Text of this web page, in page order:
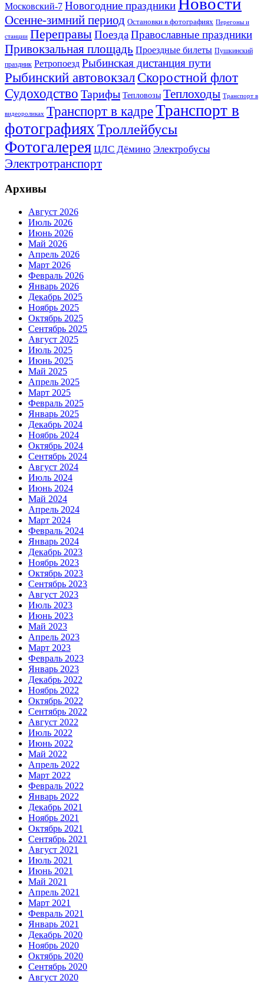
Московский-7 Новогодние праздники
Осенне-зимний период Остановки в фотографиях Перегоны и
станции ПереправыПоездаПравославные праздники
Привокзальная площадь Проездные билеты Пушкинский
праздник Ретропоезд Рыбинская дистанция пути
Рыбинский автовокзал Скоростной флот
Судоходство Тарифы Тепловозы Теплоходы Транспорт в
видеороликах Транспорт в кадреТранспорт в
фотографияхТроллейбусы
Фотогалерея ЦЛС Дёмино Электробусы
Электротранспорт
Архивы
Август 2026
Июль 2026
Июнь 2026
Май 2026
Апрель 2026
Март 2026
Февраль 2026
Январь 2026
Декабрь 2025
Ноябрь 2025
Октябрь 2025
Сентябрь 2025
Август 2025
Июль 2025
Июнь 2025
Май 2025
Апрель 2025
Март 2025
Февраль 2025
Январь 2025
Декабрь 2024
Ноябрь 2024
Октябрь 2024
Сентябрь 2024
Август 2024
Июль 2024
Июнь 2024
Май 2024
Апрель 2024
Март 2024
Февраль 2024
Январь 2024
Декабрь 2023
Ноябрь 2023
Октябрь 2023
Сентябрь 2023
Август 2023
Июль 2023
Июнь 2023
Май 2023
Апрель 2023
Март 2023
Февраль 2023
Январь 2023
Декабрь 2022
Ноябрь 2022
Октябрь 2022
Сентябрь 2022
Август 2022
Июль 2022
Июнь 2022
Май 2022
Апрель 2022
Март 2022
Февраль 2022
Январь 2022
Декабрь 2021
Ноябрь 2021
Октябрь 2021
Сентябрь 2021
Август 2021
Июль 2021
Июнь 2021
Май 2021
Апрель 2021
Март 2021
Февраль 2021
Январь 2021
Декабрь 2020
Ноябрь 2020
Октябрь 2020
Сентябрь 2020
Август 2020